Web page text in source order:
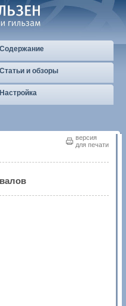
Содержание
Статьи и обзоры
Настройка
версия
для печати